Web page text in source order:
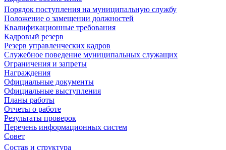
Порядок поступления на муниципальную службу
Положение о замещении должностей
Квалификационные требования
Кадровый резерв
Резерв управленческих кадров
Служебное поведение муниципальных служащих
Ограничения и запреты
Награждения
Официальные документы
Официальные выступления
Планы работы
Отчеты о работе
Результаты проверок
Перечень информационных систем
Совет
Состав и структура